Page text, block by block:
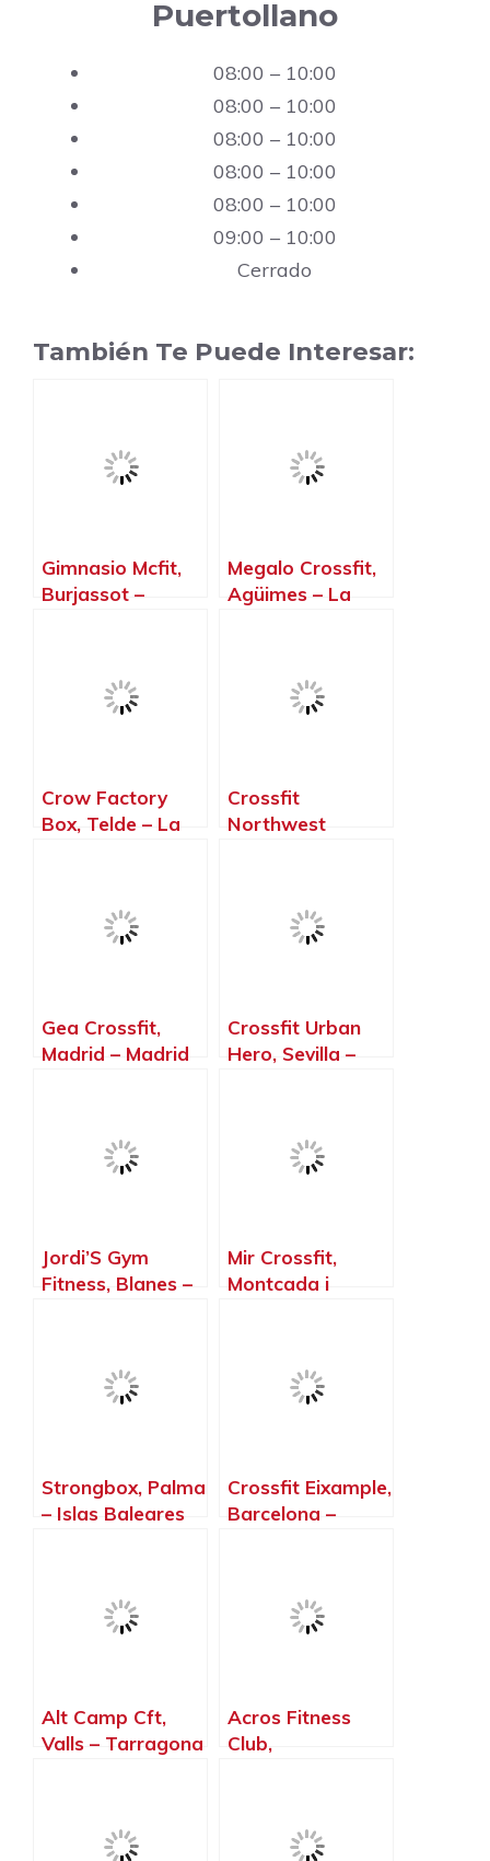
Puertollano
08:00 – 10:00
08:00 – 10:00
08:00 – 10:00
08:00 – 10:00
08:00 – 10:00
09:00 – 10:00
Cerrado
También Te Puede Interesar:
Gimnasio Mcfit,
Burjassot –
Megalo Crossfit,
Agüimes – La
Crow Factory
Box, Telde – La
Crossfit
Northwest
Gea Crossfit,
Madrid – Madrid
Crossfit Urban
Hero, Sevilla –
Jordi’S Gym
Fitness, Blanes –
Mir Crossfit,
Montcada i
Strongbox, Palma
– Islas Baleares
Crossfit Eixample,
Barcelona –
Alt Camp Cft,
Valls – Tarragona
Acros Fitness
Club,